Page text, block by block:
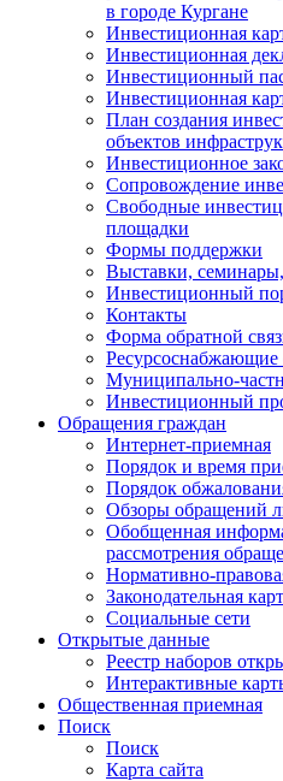
в городе Кургане
Инвестиционная
Инвестиционная
Инвестиционный
Инвестиционная
План создания
объектов
Инвестиционное
Сопровождение
Свободные
площадки
Формы поддержки
Выставки,
Инвестиционный
Контакты
Форма обратной
Ресурсоснабжающие
Муниципально-
Инвестиционный
Обращения граждан
Интернет-приемная
Порядок и время
Порядок
Обзоры обращений
Обобщенная
рассмотрения
Нормативно-
Законодательная
Социальные сети
Открытые данные
Реестр наборов
Интерактивные
Общественная приемная
Поиск
Поиск
Карта сайта